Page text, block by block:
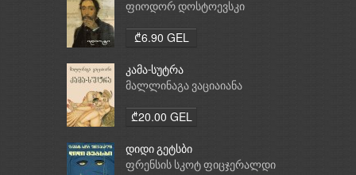
ფიოდორ დოსტოევსკი
₾6.90 GEL
კამა-სუტრა
მალლინაგა ვაციაიანა
₾20.00 GEL
დიდი გეტსბი
ფრენსის სკოტ ფიცჯერალდი